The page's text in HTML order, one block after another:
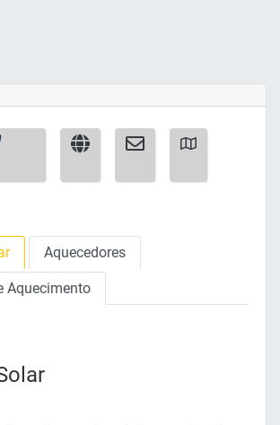
Aquecedores
Aquecimento